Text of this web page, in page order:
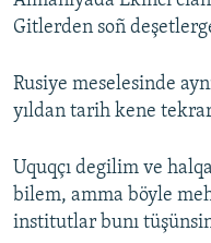
Gitlerden soñ
Rusiye meselesinde
yıldan tarih kene
Uquqçı degilim ve
bilem, amma böyle
institutlar bunı